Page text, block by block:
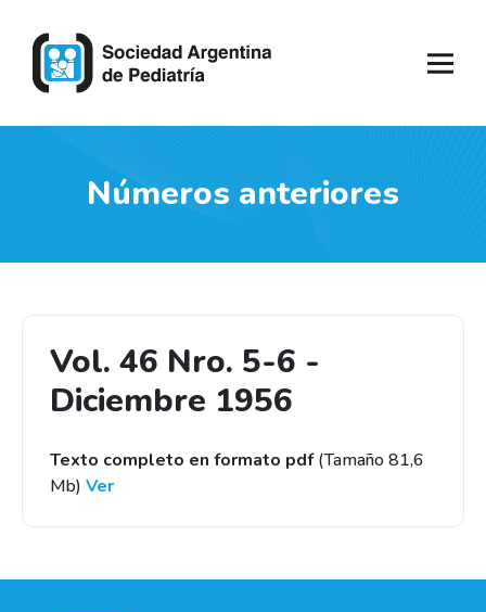
Números anteriores
Vol. 46 Nro. 5-6 -
Diciembre 1956
Texto completo en formato pdf(Tamaño 81,6
Mb) Ver